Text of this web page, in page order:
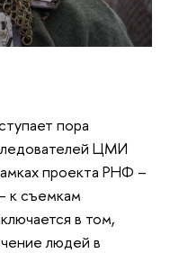
пора
ЦМИ
проекта РНФ –
к съемкам
в том,
людей в